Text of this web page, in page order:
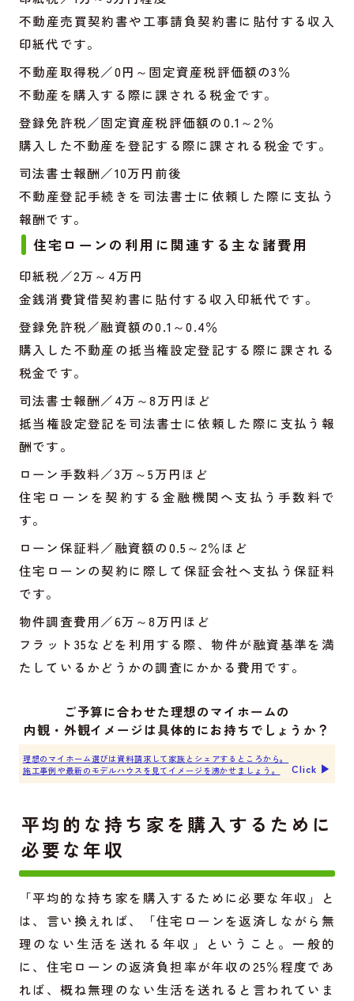
不動産売買契約書や工事請負契約書に貼付する収入
印紙代です。
不動産取得税／0円～固定資産税評価額の3％
不動産を購入する際に課される税金です。
登録免許税／固定資産税評価額の0.1～2％
購入した不動産を登記する際に課される税金です。
司法書士報酬／10万円前後
不動産登記手続きを司法書士に依頼した際に支払う
報酬です。
住宅ローンの利用に関連する主な諸費用
印紙税／2万～4万円
金銭消費貸借契約書に貼付する収入印紙代です。
登録免許税／融資額の0.1～0.4％
購入した不動産の抵当権設定登記する際に課される
税金です。
司法書士報酬／4万～8万円ほど
抵当権設定登記を司法書士に依頼した際に支払う報
酬です。
ローン手数料／3万～5万円ほど
住宅ローンを契約する金融機関へ支払う手数料で
す。
ローン保証料／融資額の0.5～2％ほど
住宅ローンの契約に際して保証会社へ支払う保証料
です。
物件調査費用／6万～8万円ほど
フラット35などを利用する際、物件が融資基準を満
たしているかどうかの調査にかかる費用です。
ご予算に合わせた理想のマイホームの
内観・外観イメージは具体的にお持ちでしょうか？
理想のマイホーム選びは資料請求して家族とシェアするところから。
施工事例や最新のモデルハウスを見てイメージを沸かせましょう。
Click ▶︎
平均的な持ち家を購入するために
必要な年収
「平均的な持ち家を購入するために必要な年収」と
は、言い換えれば、「住宅ローンを返済しながら無
理のない生活を送れる年収」ということ。一般的
に、住宅ローンの返済負担率が年収の25％程度であ
れば、概ね無理のない生活を送れると言われていま